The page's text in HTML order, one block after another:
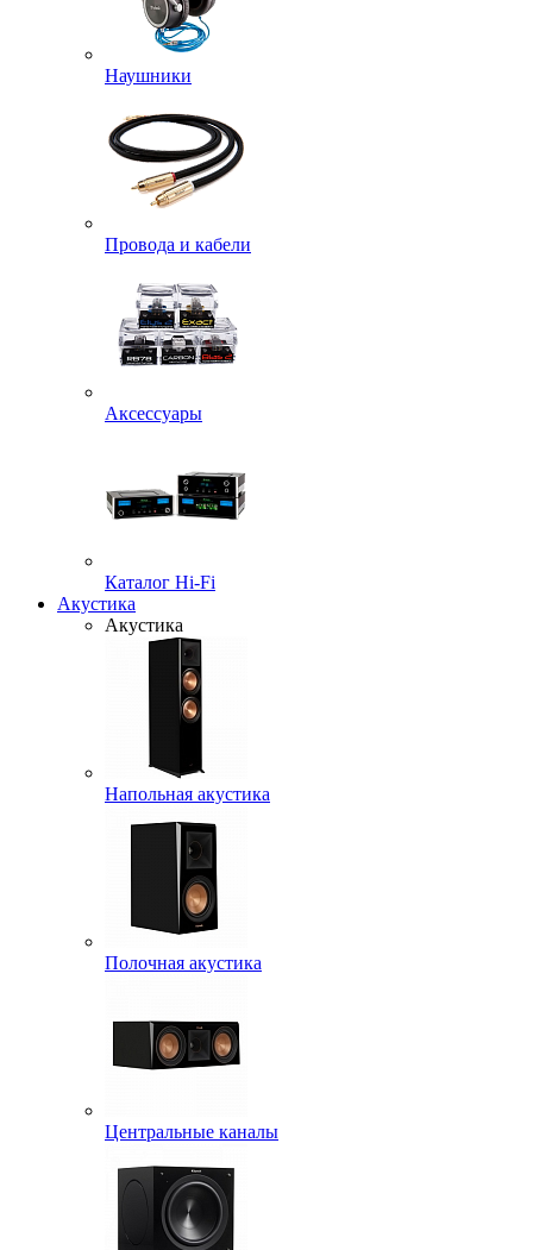
Наушники
Провода и кабели
Аксессуары
Каталог Hi-Fi
Акустика
Акустика
Напольная акустика
Полочная акустика
Центральные каналы